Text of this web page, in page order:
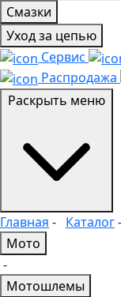
Смазки
Уход за цепью
Сервис
Распродажа
Главная - Каталог-
Мото
-
Мотошлемы